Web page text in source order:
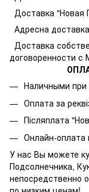
Доставка
Адресна
Доставка
договоренности
Наличными при
Оплата за
Післяплата
Онлайн-оплата
У нас Вы можете
Подсолнечника,
непосредственно